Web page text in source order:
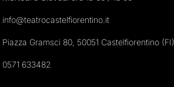
info@teatrocastelfiorentino.it
Piazza Gramsci 80, 50051 Castelfiorentino (FI)
0571 633482